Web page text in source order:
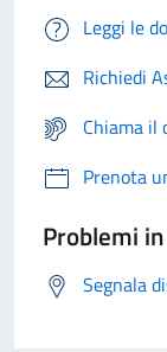
Leggi le
Richiedi
Chiama il
Prenota
Problemi
Segnala